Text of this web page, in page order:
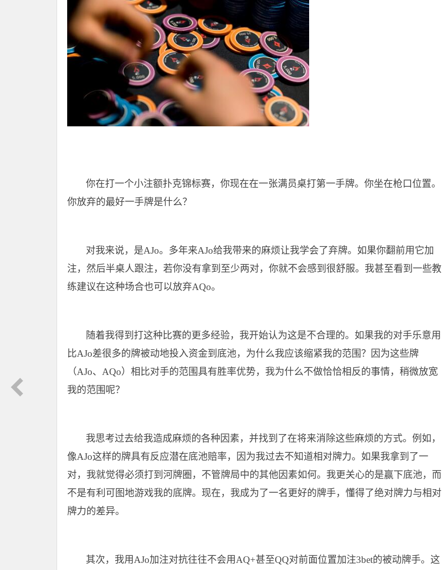
你在打一个小注额扑克锦标赛，你现在在一张满员桌打第一手牌。你坐在枪口位置。
你放弃的最好一手牌是什么？
对我来说，是AJo。多年来AJo给我带来的麻烦让我学会了弃牌。如果你翻前用它加
注，然后半桌人跟注，若你没有拿到至少两对，你就不会感到很舒服。我甚至看到一些教
练建议在这种场合也可以放弃AQo。
随着我得到打这种比赛的更多经验，我开始认为这是不合理的。如果我的对手乐意用
比AJo差很多的牌被动地投入资金到底池，为什么我应该缩紧我的范围？因为这些牌
（AJo、AQo）相比对手的范围具有胜率优势，我为什么不做恰恰相反的事情，稍微放宽
我的范围呢？
我思考过去给我造成麻烦的各种因素，并找到了在将来消除这些麻烦的方式。例如，
像AJo这样的牌具有反应潜在底池赔率，因为我过去不知道相对牌力。如果我拿到了一
对，我就觉得必须打到河牌圈，不管牌局中的其他因素如何。我更关心的是赢下底池，而
不是有利可图地游戏我的底牌。现在，我成为了一名更好的牌手，懂得了绝对牌力与相对
牌力的差异。
其次，我用AJo加注对抗往往不会用AQ+甚至QQ对前面位置加注3bet的被动牌手。这